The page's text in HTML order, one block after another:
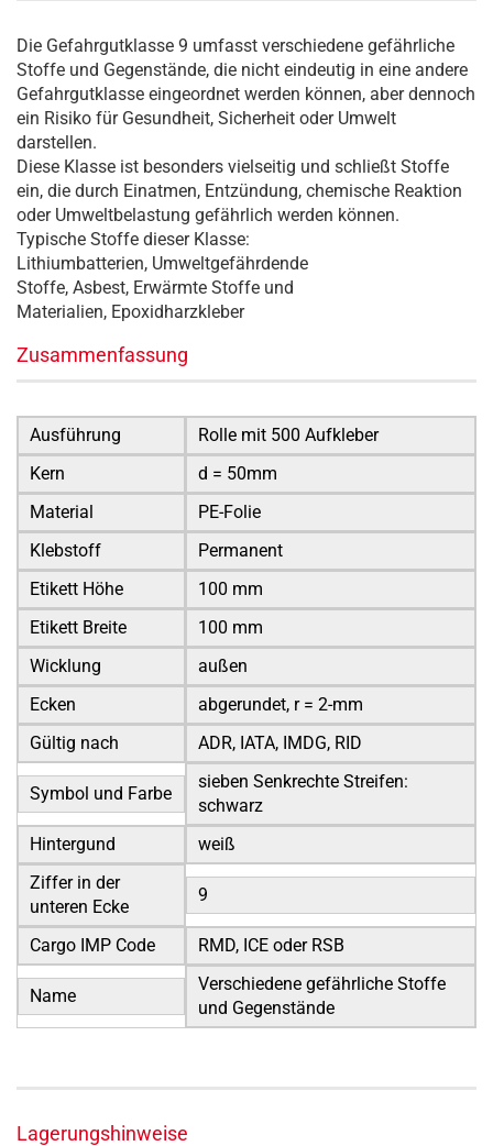
Die Gefahrgutklasse 9 umfasst verschiedene gefährliche
Stoffe und Gegenstände, die nicht eindeutig in eine andere
Gefahrgutklasse eingeordnet werden können, aber dennoch
ein Risiko für Gesundheit, Sicherheit oder Umwelt
darstellen.
Diese Klasse ist besonders vielseitig und schließt Stoffe
ein, die durch Einatmen, Entzündung, chemische Reaktion
oder Umweltbelastung gefährlich werden können.
Typische Stoffe dieser Klasse:
Lithiumbatterien, Umweltgefährdende
Stoffe, Asbest, Erwärmte Stoffe und
Materialien, Epoxidharzkleber
Zusammenfassung
Ausführung
Rolle mit 500 Aufkleber
Kern
d = 50mm
Material
PE-Folie
Klebstoff
Permanent
Etikett Höhe
100 mm
Etikett Breite
100 mm
Wicklung
außen
Ecken
abgerundet, r = 2-mm
Gültig nach
ADR, IATA, IMDG, RID
Symbol und Farbe
sieben Senkrechte Streifen:
schwarz
Hintergund
weiß
Ziffer in der
unteren Ecke
9
Cargo IMP Code RMD, ICE oder RSB
Name
Verschiedene gefährliche Stoffe
und Gegenstände
Lagerungshinweise